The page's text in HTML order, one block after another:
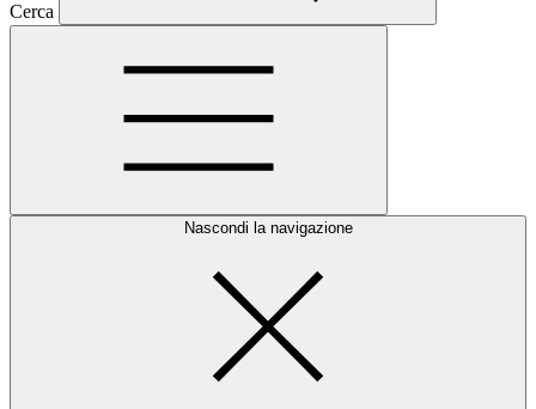
Cerca
Nascondi la navigazione